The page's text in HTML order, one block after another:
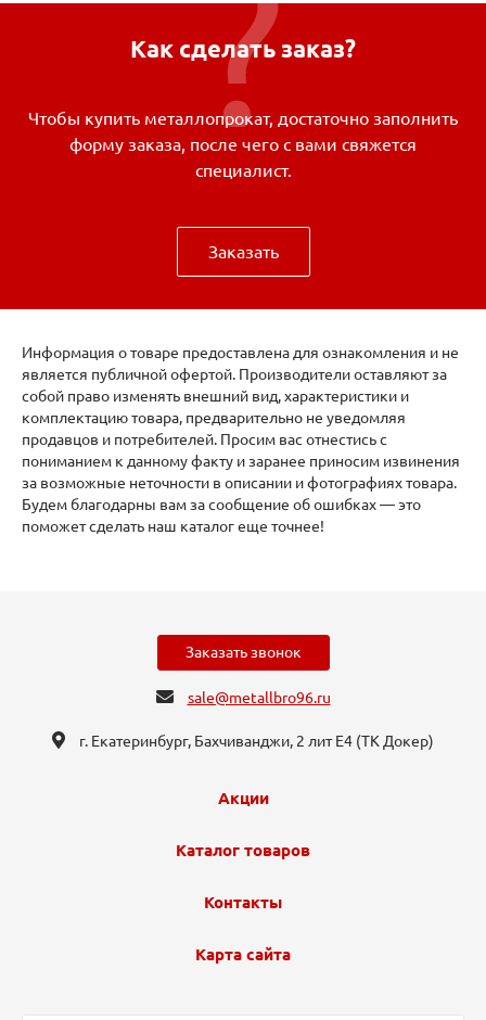
Как сделать заказ?
Чтобы купить металлопрокат, достаточно заполнить
форму заказа, после чего с вами свяжется
специалист.
Заказать
Информация о товаре предоставлена для ознакомления и не
является публичной офертой. Производители оставляют за
собой право изменять внешний вид, характеристики и
комплектацию товара, предварительно не уведомляя
продавцов и потребителей. Просим вас отнестись с
пониманием к данному факту и заранее приносим извинения
за возможные неточности в описании и фотографиях товара.
Будем благодарны вам за сообщение об ошибках — это
поможет сделать наш каталог еще точнее!
Заказать звонок
sale@metallbro96.ru
г. Екатеринбург, ​Бахчиванджи, 2 лит Е4 (ТК Докер​)
Акции
Каталог товаров
Контакты
Карта сайта